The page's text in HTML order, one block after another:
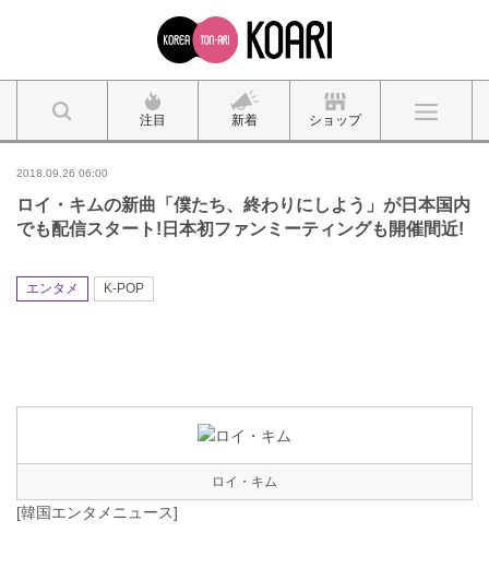
注目 新着 ショップ
2018.09.26 06:00
ロイ・キムの新曲「僕たち、終わりにしよう」が日本国内
でも配信スタート!日本初ファンミーティングも開催間近!
エンタメ K-POP
ロイ・キム
[韓国エンタメニュース]